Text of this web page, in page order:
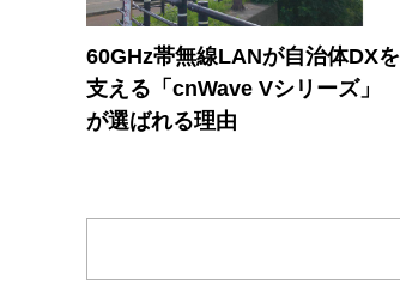
60GHz帯無線LANが自治体DXを
支える「cnWave Vシリーズ」
が選ばれる理由